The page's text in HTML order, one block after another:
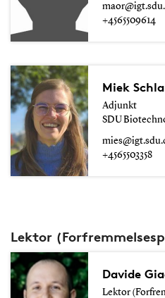
+4565509614
Miek
Adjunkt
SDU
+4565503358
Lektor
Davide
Lektor